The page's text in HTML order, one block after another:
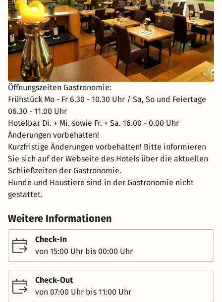
Öffnungszeiten Gastronomie:
Frühstück Mo - Fr 6.30 - 10.30 Uhr / Sa, So und Feiertage
06.30 - 11.00 Uhr
Hotelbar Di. + Mi. sowie Fr. + Sa. 16.00 - 0.00 Uhr
Änderungen vorbehalten!
Kurzfristige Änderungen vorbehalten! Bitte informieren
Sie sich auf der Webseite des Hotels über die aktuellen
Schließzeiten der Gastronomie.
Hunde und Haustiere sind in der Gastronomie nicht
gestattet.
Weitere Informationen
Check-In
von 15:00 Uhr bis 00:00 Uhr
Check-Out
von 07:00 Uhr bis 11:00 Uhr